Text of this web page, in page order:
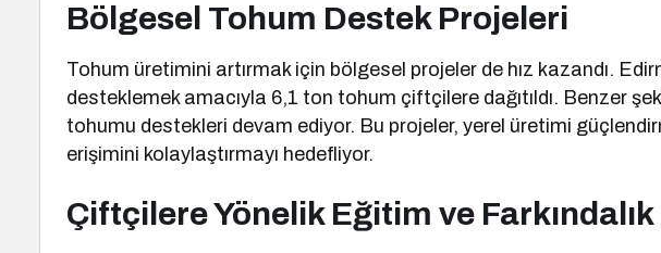
Bölgesel Tohum Destek Projeleri
Tohum üretimini artırmak için bölgesel projeler de hız kazandı.
desteklemek amacıyla 6,1 ton tohum çiftçilere dağıtıldı. Benzer
tohumu destekleri devam ediyor. Bu projeler, yerel üretimi
erişimini kolaylaştırmayı hedefliyor.
Çiftçilere Yönelik Eğitim ve Farkındalık